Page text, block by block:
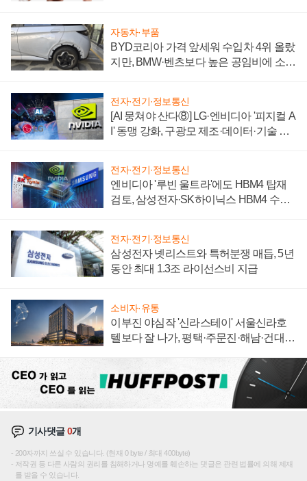
자동차·부품
BYD코리아 가격 앞세워 수입차 4위 올랐
지만, BMW·벤츠보다 높은 공임비에 소비
전자·전기·정보통신
[AI 뭉쳐야 산다⑧] LG·엔비디아 '피지컬 A
I' 동맹 강화, 구광모 제조·데이터·기술 결
전자·전기·정보통신
엔비디아 '루빈 울트라'에도 HBM4 탑재
검토, 삼성전자·SK하이닉스 HBM4 수율
전자·전기·정보통신
삼성전자 넷리스트와 특허분쟁 매듭, 5년
동안 최대 1.3조 라이선스비 지급
소비자·유통
이부진 야심작 '신라스테이' 서울신라호
텔보다 잘 나가, 평택·주문진·해남·건대로
기사댓글0개
200자까지 쓰실 수 있습니다. (현재 0 byte / 최대 400byte)
저작권 등 다른 사람의 권리를 침해하거나 명예를 훼손하는 댓글은 관련 법률에 의해 제재
를 받을 수 있습니다.